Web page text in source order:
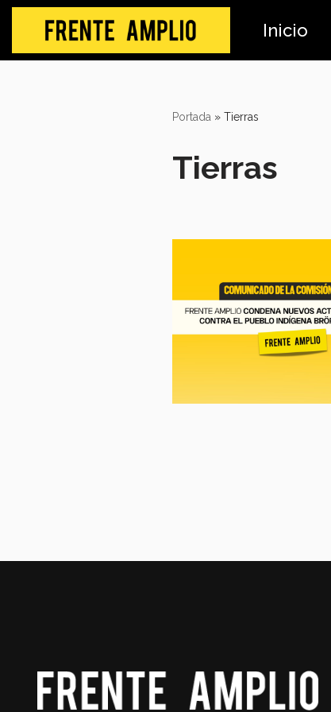
to
Inicio
Portada » Tierras
Tierras